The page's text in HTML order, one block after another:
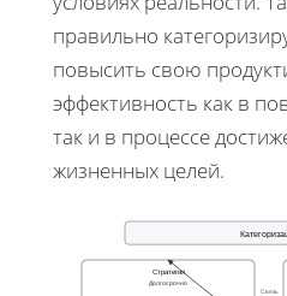
правильно
повысить свою
эффективность как в
так и в процессе
жизненных целей.
Стратегия
Долгосрочно
Связь